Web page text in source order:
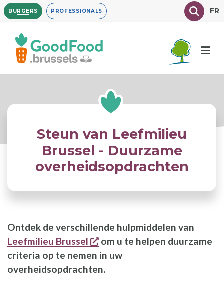
Overslaan
en
inhoud
gaan
BURGERS PROFESSIONALS TexteFR
Steun van Leefmilieu
Brussel - Duurzame
overheidsopdrachten
Ontdek de verschillende hulpmiddelen van
Leefmilieu Brussel
opent een nieuw venster
om u te helpen duurzame
criteria op te nemen in uw
overheidsopdrachten.